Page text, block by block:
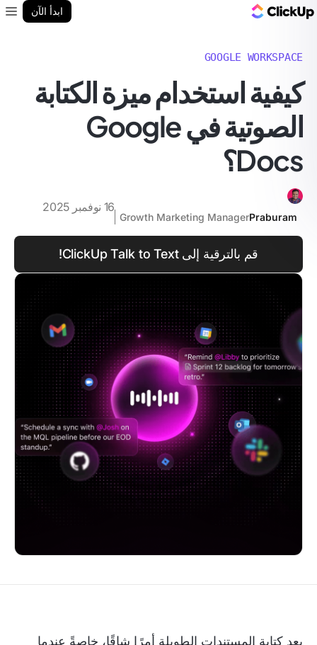
ابدأ الآن
GOOGLE WORKSPACE
كيفية استخدام ميزة الكتابة
الصوتية في Google
Docs؟
Praburam
Growth Marketing Manager
16 نوفمبر 2025
قم بالترقية إلى ClickUp Talk to Text!
يعد كتابة المستندات الطويلة أمرًا شاقًا، خاصةً عندما